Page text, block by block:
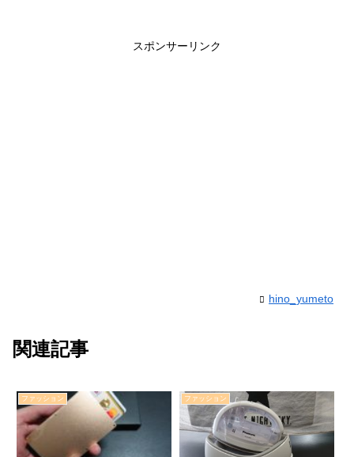
スポンサーリンク
hino_yumeto
関連記事
ファッション ファッション